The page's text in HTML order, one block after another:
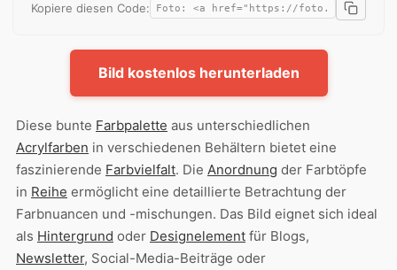
Kopiere diesen Code:
Bild kostenlos herunterladen
Diese bunte Farbpalette aus unterschiedlichen
Acrylfarben in verschiedenen Behältern bietet eine
faszinierende Farbvielfalt. Die Anordnung der Farbtöpfe
in Reihe ermöglicht eine detaillierte Betrachtung der
Farbnuancen und -mischungen. Das Bild eignet sich ideal
als Hintergrund oder Designelement für Blogs,
Newsletter, Social-Media-Beiträge oder